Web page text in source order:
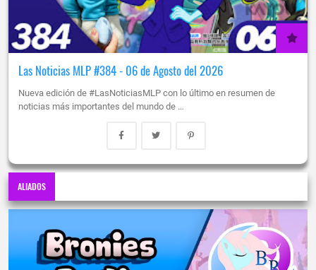
Las Noticias MLP #384 - 06 de Agosto del 2026
Nueva edición de #LasNoticiasMLP con lo último en resumen de
noticias más importantes del mundo de …
ALIADOS